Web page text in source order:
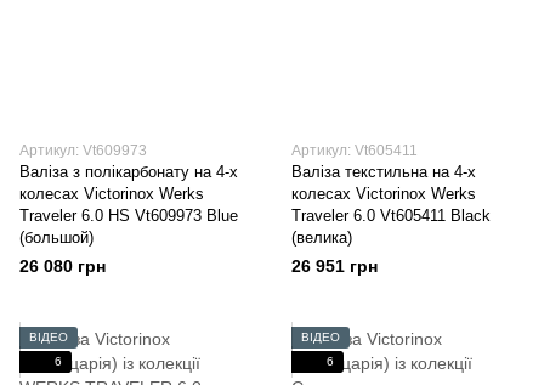
Артикул: Vt609973
Валіза з полікарбонату на 4-х
колесах Victorinox Werks
Traveler 6.0 HS Vt609973 Blue
(большой)
26 080 грн
Артикул: Vt605411
Валіза текстильна на 4-х
колесах Victorinox Werks
Traveler 6.0 Vt605411 Black
(велика)
26 951 грн
ВІДЕО
6
ВІДЕО
6